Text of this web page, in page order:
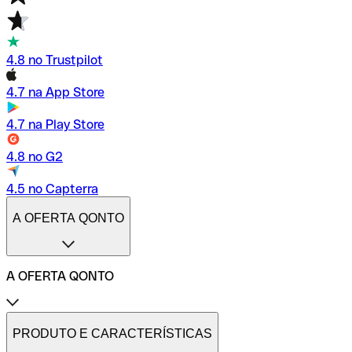
4.8 no Trustpilot
4.7 na App Store
4.7 na Play Store
4.8 no G2
4.5 no Capterra
A OFERTA QONTO
A OFERTA QONTO
Tarifas
Conta profissional online
PRODUTO E CARACTERÍSTICAS